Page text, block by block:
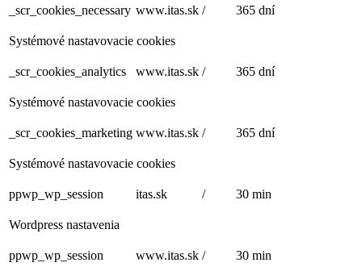
_scr_cookies_necessary www.itas.sk / 365 dní
Systémové nastavovacie cookies
_scr_cookies_analytics www.itas.sk / 365 dní
Systémové nastavovacie cookies
_scr_cookies_marketing www.itas.sk / 365 dní
Systémové nastavovacie cookies
ppwp_wp_session itas.sk / 30 min
Wordpress nastavenia
ppwp_wp_session www.itas.sk / 30 min